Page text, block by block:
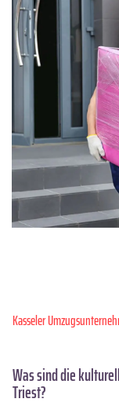
Kasseler
Was sind die
Triest?